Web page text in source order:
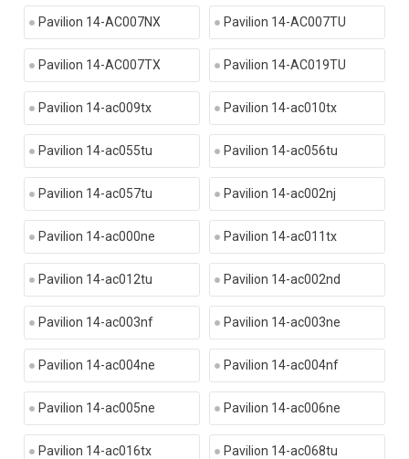
Pavilion 14-AC007NX Pavilion 14-AC007TU
Pavilion 14-AC007TX Pavilion 14-AC019TU
Pavilion 14-ac009tx Pavilion 14-ac010tx
Pavilion 14-ac055tu Pavilion 14-ac056tu
Pavilion 14-ac057tu Pavilion 14-ac002nj
Pavilion 14-ac000ne Pavilion 14-ac011tx
Pavilion 14-ac012tu Pavilion 14-ac002nd
Pavilion 14-ac003nf Pavilion 14-ac003ne
Pavilion 14-ac004ne Pavilion 14-ac004nf
Pavilion 14-ac005ne Pavilion 14-ac006ne
Pavilion 14-ac016tx Pavilion 14-ac068tu